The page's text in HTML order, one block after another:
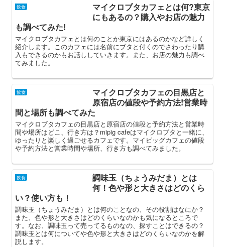
飲食
マイクロブタカフェとは何?東京
にもあるの？購入やお店の魅力
も調べてみた!
マイクロブタカフェとは何のことか東京にはあるのかなど詳しく
紹介します。このカフェには名前にブタと付くのでさわったり購
入もできるのかもお話ししていきます。また、お店の魅力も調べ
てみました。
飲食
マイクロブタカフェの目黒店と
原宿店の値段や予約方法!営業時
間と場所も調べてみた
マイクロブタカフェの目黒店と原宿店の値段と予約方法と営業時
間や場所はどこ、行き方は？mipig cafeはマイクロブタと一緒に、
ゆったりと楽しく過ごせるカフェです。マイピッグカフェの値段
や予約方法と営業時間や場所、行き方も調べてみました。
飲食
調味玉（ちょうみだま）とは
何！色や形と大きさはどのくら
い？使い方も！
調味玉（ちょうみだま）とは何のことなの、その役割はなにか？
また、色や形と大きさはどのくらいなのかも気になるところで
す。なお、調味玉って売ってるものなの、探すことはできるの？
調味玉とは何についてや色や形と大きさはどのくらいなのかを解
説します。